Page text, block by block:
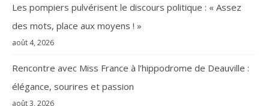
Les pompiers pulvérisent le discours politique : « Assez
des mots, place aux moyens ! »
août 4, 2026
Rencontre avec Miss France à l’hippodrome de Deauville :
élégance, sourires et passion
août 3, 2026